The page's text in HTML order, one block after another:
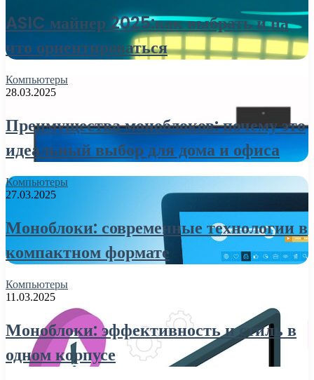
ASIC майнер 2025:как выбрать и на
что ориентироваться
Компьютеры
28.03.2025
Преимущества моноблоков: почему это
идеальный выбор для дома и офиса
Компьютеры
27.03.2025
Моноблоки: современные технологии в
компактном формате
Компьютеры
11.03.2025
Моноблоки: эффективность и стиль в
одном корпусе